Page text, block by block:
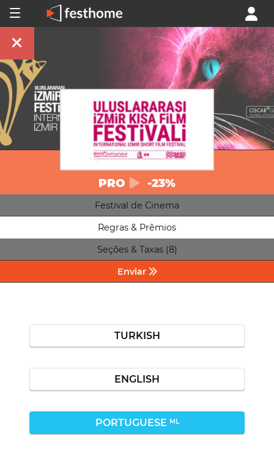
PRO -23%
Festival de Cinema
Regras & Prêmios
Seções & Taxas (8)
Enviar
TURKISH
ENGLISH
PORTUGUESE ML